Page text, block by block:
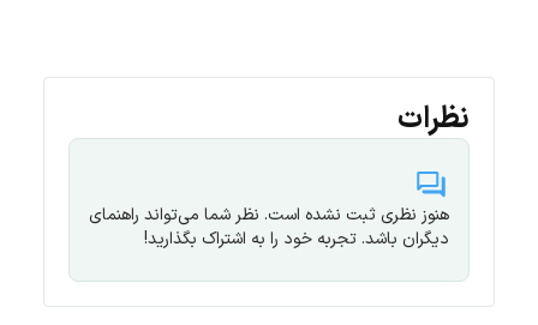
نظرات
هنوز نظری ثبت نشده است. نظر شما می‌تواند راهنمای
دیگران باشد. تجربه خود را به اشتراک بگذارید!